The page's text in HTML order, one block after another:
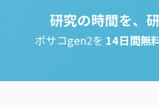
研究の時間を、
ポサコgen2を 14日間無